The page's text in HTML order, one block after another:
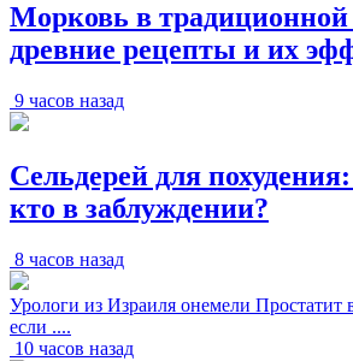
Морковь в
древние рецепты и их
9 часов назад
Сельдерей для
кто в заблуждении?
8 часов назад
Урологи из Израиля онемели Простатит
если ....
10 часов назад